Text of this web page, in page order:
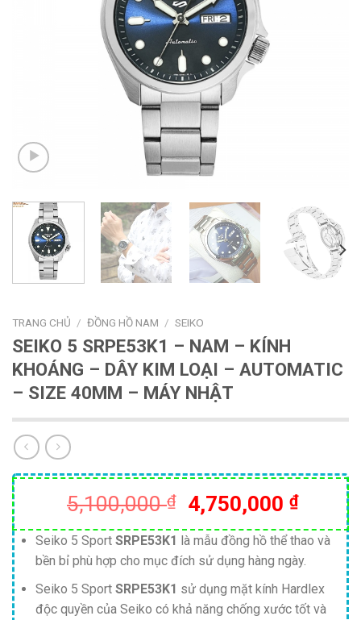
TRANG CHỦ / ĐỒNG HỒ NAM / SEIKO
SEIKO 5 SRPE53K1 – NAM – KÍNH
KHOÁNG – DÂY KIM LOẠI – AUTOMATIC
– SIZE 40MM – MÁY NHẬT
5,100,000₫
Giá
gốc
là:
5,100,000 ₫.
4,750,000 ₫Giá
hiện
tại
là:
Seiko 5 Sport SRPE53K1 là mẫu đồng hồ thể thao và
bền bỉ phù hợp cho mục đích sử dụng hàng ngày.
Seiko 5 Sport SRPE53K1 sử dụng mặt kính Hardlex
độc quyền của Seiko có khả năng chống xước tốt và